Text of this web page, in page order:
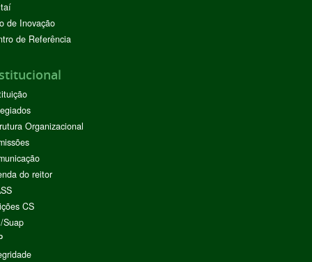
de Inovação
de Referência
Organizacional
do reitor
CS
Suap